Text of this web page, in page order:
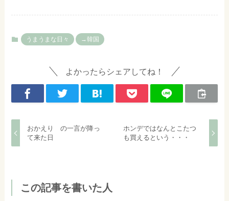
うまうまな日々 →韓国
よかったらシェアしてね！
おかえり の一言が降っ
て来た日
ホンデではなんとこたつ
も買えるという・・・
この記事を書いた人